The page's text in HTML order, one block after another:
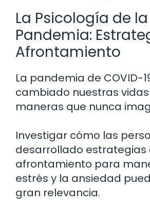
La Psicología de la
Pandemia:
Afrontamiento
La pandemia de COVID-
cambiado nuestras
maneras que nunca
Investigar cómo las
desarrollado estrategias
afrontamiento para
estrés y la ansiedad
gran relevancia.